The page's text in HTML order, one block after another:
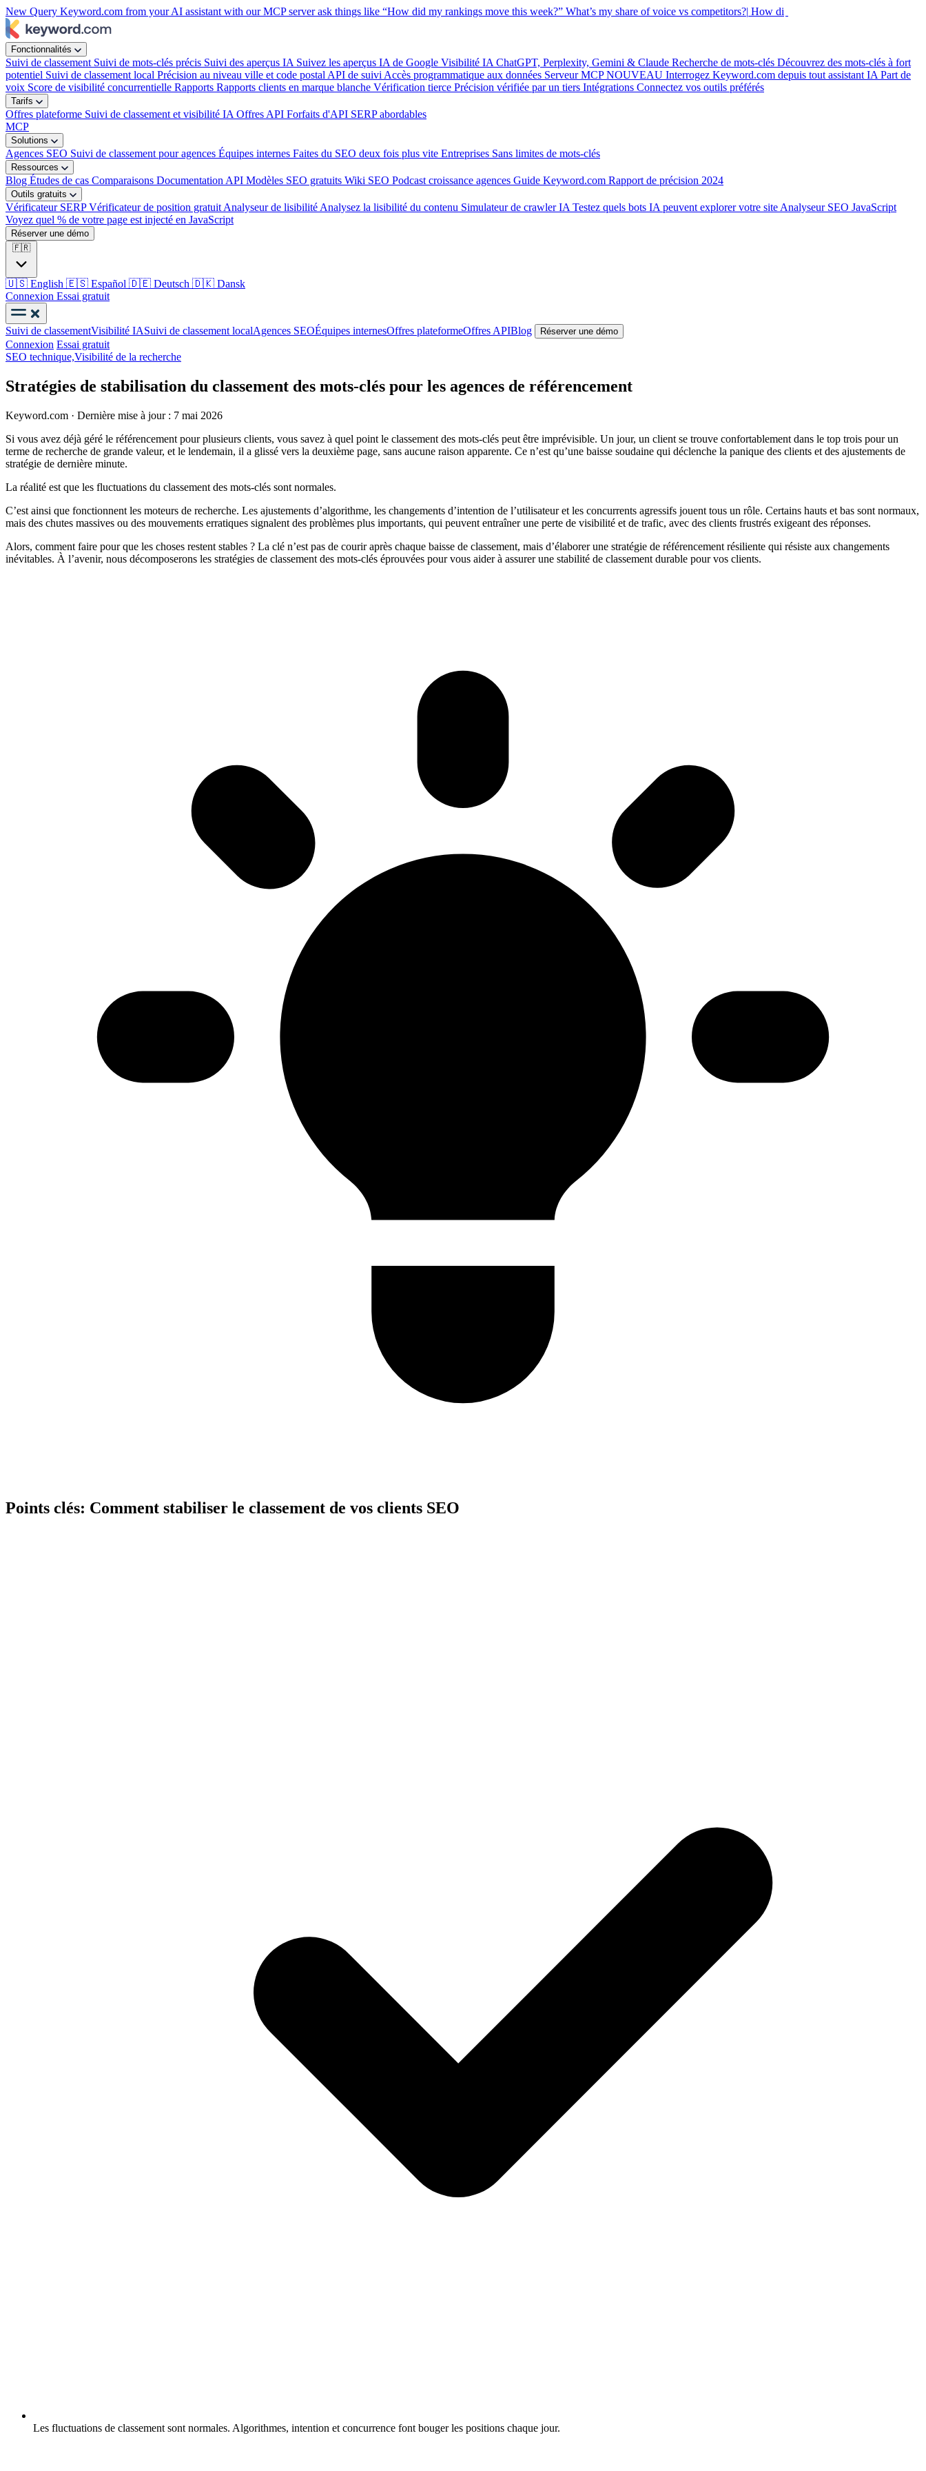
New Query Keyword.com from your AI assistant with our MCP server ask things like “How did my rankings move this week?” What’s my share of voice vs competitors?| How did my rankings move
Fonctionnalités
Suivi de classement Suivi de mots-clés précis Suivi des aperçus IA Suivez les aperçus IA de Google Visibilité IA ChatGPT, Perplexity, Gemini & Claude Recherche de mots-clés Découvrez des mots-clés à fort
potentiel Suivi de classement local Précision au niveau ville et code postal API de suivi Accès programmatique aux données Serveur MCPNOUVEAU Interrogez Keyword.com depuis tout assistant IA Part de
voix Score de visibilité concurrentielle Rapports Rapports clients en marque blanche Vérification tierce Précision vérifiée par un tiers Intégrations Connectez vos outils préférés
Tarifs
Offres plateforme Suivi de classement et visibilité IA Offres API Forfaits d'API SERP abordables
MCP
Solutions
Agences SEO Suivi de classement pour agences Équipes internes Faites du SEO deux fois plus vite Entreprises Sans limites de mots-clés
Ressources
Blog Études de cas Comparaisons Documentation API Modèles SEO gratuits Wiki SEO Podcast croissance agences Guide Keyword.com Rapport de précision 2024
Outils gratuits
Vérificateur SERPVérificateur de position gratuit Analyseur de lisibilité Analysez la lisibilité du contenu Simulateur de crawler IA Testez quels bots IA peuvent explorer votre site Analyseur SEO JavaScript
Voyez quel % de votre page est injecté en JavaScript
Réserver une démo
🇫🇷
🇺🇸 English 🇪🇸 Español 🇩🇪 Deutsch 🇩🇰 Dansk
Connexion Essai gratuit
Suivi de classementVisibilité IASuivi de classement localAgences SEOÉquipes internesOffres plateformeOffres APIBlog Réserver une démo
Connexion Essai gratuit
SEO technique,Visibilité de la recherche
Stratégies de stabilisation du classement des mots-clés pour les agences de référencement
Keyword.com · Dernière mise à jour : 7 mai 2026
Si vous avez déjà géré le référencement pour plusieurs clients, vous savez à quel point le classement des mots-clés peut être imprévisible. Un jour, un client se trouve confortablement dans le top trois pour un
terme de recherche de grande valeur, et le lendemain, il a glissé vers la deuxième page, sans aucune raison apparente. Ce n’est qu’une baisse soudaine qui déclenche la panique des clients et des ajustements de
stratégie de dernière minute.
La réalité est que les fluctuations du classement des mots-clés sont normales.
C’est ainsi que fonctionnent les moteurs de recherche. Les ajustements d’algorithme, les changements d’intention de l’utilisateur et les concurrents agressifs jouent tous un rôle. Certains hauts et bas sont normaux,
mais des chutes massives ou des mouvements erratiques signalent des problèmes plus importants, qui peuvent entraîner une perte de visibilité et de trafic, avec des clients frustrés exigeant des réponses.
Alors, comment faire pour que les choses restent stables ? La clé n’est pas de courir après chaque baisse de classement, mais d’élaborer une stratégie de référencement résiliente qui résiste aux changements
inévitables. À l’avenir, nous décomposerons les stratégies de classement des mots-clés éprouvées pour vous aider à assurer une stabilité de classement durable pour vos clients.
Points clés: Comment stabiliser le classement de vos clients SEO
Les fluctuations de classement sont normales. Algorithmes, intention et concurrence font bouger les positions chaque jour.